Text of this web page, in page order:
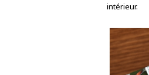
intérieur.